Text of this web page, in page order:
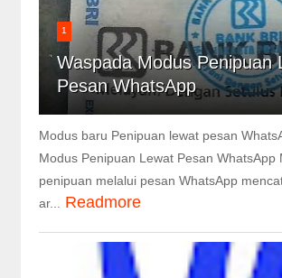
1
Waspada Modus Penipuan
Pesan WhatsApp
Modus baru Penipuan lewat pesan
Modus Penipuan Lewat Pesan WhatsApp
penipuan melalui pesan WhatsApp
ar...
Readmore